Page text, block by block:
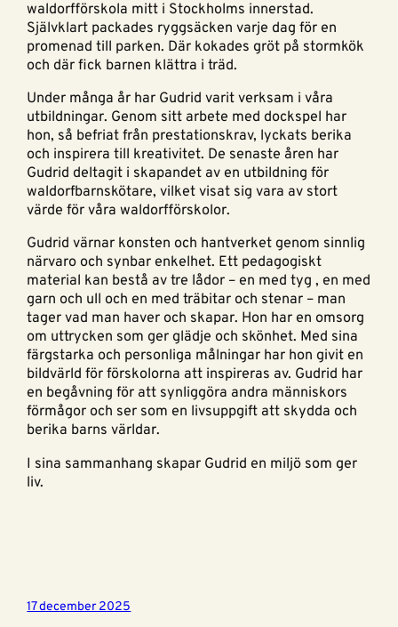
waldorfförskola mitt i Stockholms innerstad.
Självklart packades ryggsäcken varje dag för en
promenad till parken. Där kokades gröt på stormkök
och där fick barnen klättra i träd.
Under många år har Gudrid varit verksam i våra
utbildningar. Genom sitt arbete med dockspel har
hon, så befriat från prestationskrav, lyckats berika
och inspirera till kreativitet. De senaste åren har
Gudrid deltagit i skapandet av en utbildning för
waldorfbarnskötare, vilket visat sig vara av stort
värde för våra waldorfförskolor.
Gudrid värnar konsten och hantverket genom sinnlig
närvaro och synbar enkelhet. Ett pedagogiskt
material kan bestå av tre lådor – en med tyg , en med
garn och ull och en med träbitar och stenar – man
tager vad man haver och skapar. Hon har en omsorg
om uttrycken som ger glädje och skönhet. Med sina
färgstarka och personliga målningar har hon givit en
bildvärld för förskolorna att inspireras av. Gudrid har
en begåvning för att synliggöra andra människors
förmågor och ser som en livsuppgift att skydda och
berika barns världar.
I sina sammanhang skapar Gudrid en miljö som ger
liv.
17 december 2025